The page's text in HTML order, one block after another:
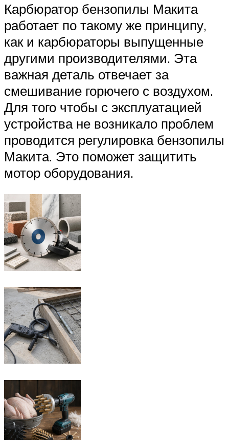
Карбюратор бензопилы Макита
работает по такому же принципу,
как и карбюраторы выпущенные
другими производителями. Эта
важная деталь отвечает за
смешивание горючего с воздухом.
Для того чтобы с эксплуатацией
устройства не возникало проблем
проводится регулировка бензопилы
Макита. Это поможет защитить
мотор оборудования.